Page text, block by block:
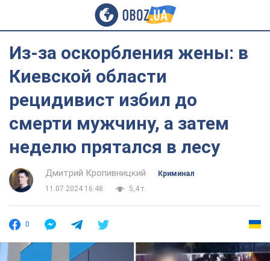
Из-за оскорбления жены: в
Киевской области
рецидивист избил до
смерти мужчину, а затем
неделю прятался в лесу
Дмитрий Кропивницкий
Криминал
11.07.2024 16:48
5,4 т.
0